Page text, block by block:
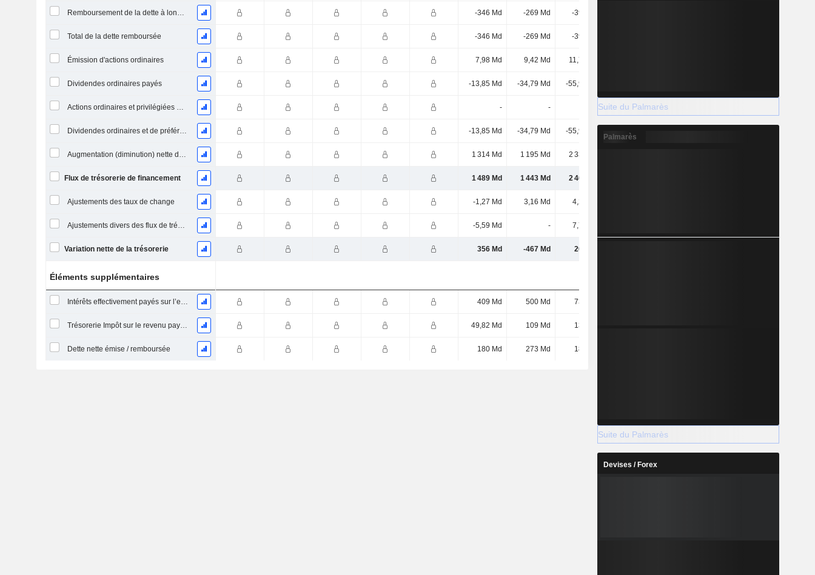
Remboursement de la dette à long terme, total -346 Md -269 Md -391 Md
Total de la dette remboursée -346 Md -269 Md -391 Md
Émission d'actions ordinaires 7,98 Md 9,42 Md 11,71 Md
Dividendes ordinaires payés -13,85 Md -34,79 Md -55,99 Md
Actions ordinaires et privilégiées Dividendes versésDividendes ordinaires et de préférence payés - - - -
Dividendes ordinaires et de préférence payés -13,85 Md -34,79 Md -55,99 Md -70,41 Md
Augmentation (diminution) nette des comptes de dépôt - (CF) 1 314 Md 1 195 Md 2 330 Md
Flux de trésorerie de financement 1 489 Md 1 443 Md 2 468 Md
Ajustements des taux de change -1,27 Md 3,16 Md 4,23 Md
Ajustements divers des flux de trésorerie -5,59 Md - 7,71 Md
Variation nette de la trésorerie 356 Md -467 Md 263 Md
Éléments supplémentaires
Intérêts effectivement payés sur l’exercice 409 Md 500 Md 735 Md
Trésorerie Impôt sur le revenu payé (remboursement)Impôt effectivement payé (remboursé) sur l’exercice 49,82 Md 109 Md 133 Md
Dette nette émise / remboursée 180 Md 273 Md 182 Md
Suite du Palmarès
Palmarès
Suite du Palmarès
Devises / Forex